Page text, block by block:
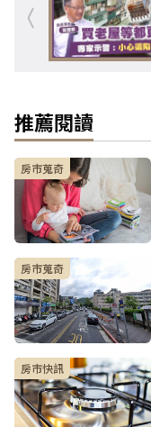
推薦閱讀
房市蒐奇
房市蒐奇
房市快訊